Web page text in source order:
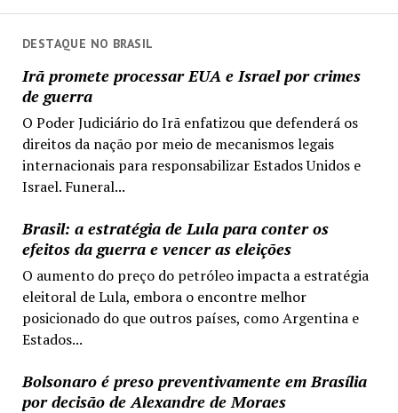
DESTAQUE NO BRASIL
Irã promete processar EUA e Israel por crimes
de guerra
O Poder Judiciário do Irã enfatizou que defenderá os
direitos da nação por meio de mecanismos legais
internacionais para responsabilizar Estados Unidos e
Israel. Funeral...
Brasil: a estratégia de Lula para conter os
efeitos da guerra e vencer as eleições
O aumento do preço do petróleo impacta a estratégia
eleitoral de Lula, embora o encontre melhor
posicionado do que outros países, como Argentina e
Estados...
Bolsonaro é preso preventivamente em Brasília
por decisão de Alexandre de Moraes